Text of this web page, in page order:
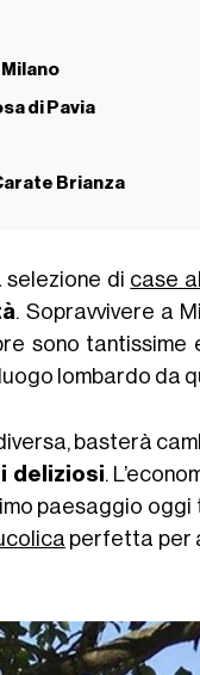
di Pavia
Brianza
selezione di case
. Sopravvivere a
sono
lombardo da
basterà
deliziosi.
paesaggio
perfetta per